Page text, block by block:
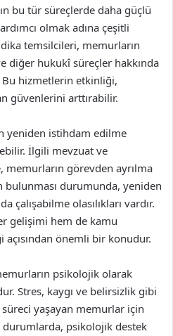
bu tür süreçlerde daha güçlü
olmak adına çeşitli
temsilcileri, memurların
diğer hukukî süreçler hakkında
hizmetlerin etkinliği,
güvenlerini arttırabilir.
yeniden istihdam edilme
İlgili mevzuat ve
memurların görevden ayrılma
durumunda, yeniden
çalışabilme olasılıkları vardır.
gelişimi hem de kamu
önemli bir konudur.
psikolojik olarak
Stres, kaygı ve belirsizlik gibi
yaşayan memurlar için
durumlarda, psikolojik destek